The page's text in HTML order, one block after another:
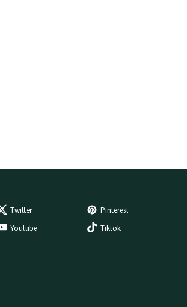
Twitter
Pinterest
Youtube Tiktok